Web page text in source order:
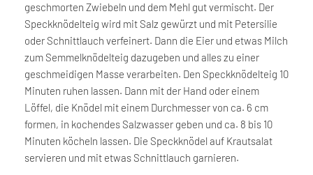
geschmorten Zwiebeln und dem Mehl gut vermischt. Der
Speckknödelteig wird mit Salz gewürzt und mit Petersilie
oder Schnittlauch verfeinert. Dann die Eier und etwas Milch
zum Semmelknödelteig dazugeben und alles zu einer
geschmeidigen Masse verarbeiten. Den Speckknödelteig 10
Minuten ruhen lassen. Dann mit der Hand oder einem
Löffel, die Knödel mit einem Durchmesser von ca. 6 cm
formen, in kochendes Salzwasser geben und ca. 8 bis 10
Minuten köcheln lassen. Die Speckknödel auf Krautsalat
servieren und mit etwas Schnittlauch garnieren.